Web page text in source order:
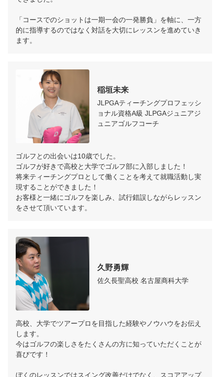
「コースでのショットは一期一会の一発勝負」を軸に、一方
的に指導するのではなく対話を大切にレッスンを進めていき
ます。
稲垣未来
JLPGAティーチングプロフェッシ
ョナル資格A級 JLPGAジュニアジ
ュニアゴルフコーチ
ゴルフとの出会いは10歳でした。
ゴルフが好きで高校と大学でゴルフ部に入部しました！
将来ティーチングプロとして働くことを考えて就職活動し実
現することができました！
お客様と一緒にゴルフを楽しみ、試行錯誤しながらレッスン
をさせて頂いています。
久野勇輝
佐久長聖高校 名古屋商科大学
高校、大学でツアープロを目指した経験やノウハウをお伝え
します。
今はゴルフの楽しさをたくさんの方に知っていただくことが
喜びです！
ぼくのレッスンではスイング改善だけでなく、スコアアップ